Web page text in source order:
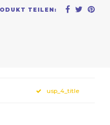
TEILEN:
usp_4_title